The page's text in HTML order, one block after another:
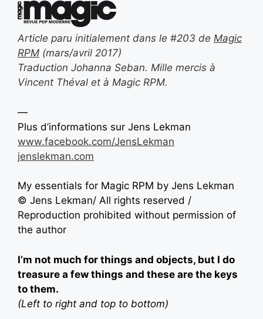
Article paru initialement dans le #203 de Magic
RPM (mars/avril 2017)
Traduction Johanna Seban. Mille mercis à
Vincent Théval et à Magic RPM.
—
Plus d’informations sur Jens Lekman
www.facebook.com/JensLekman
jenslekman.com
My essentials for Magic RPM by Jens Lekman
© Jens Lekman/ All rights reserved /
Reproduction prohibited without permission of
the author
I’m not much for things and objects, but I do
treasure a few things and these are the keys
to them.
(Left to right and top to bottom)